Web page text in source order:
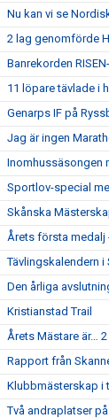
Nu kan vi se
2 lag genomförde
Banrekorden
11 löpare tävlade i
Genarps IF på
Jag är ingen
Inomhussäsongen
Sportlov-special
Skånska
Årets första medalj
Tävlingskalendern i
Den årliga
Kristianstad Trail
Årets Mästare är…
Rapport från
Klubbmästerskap i
Två andraplatser